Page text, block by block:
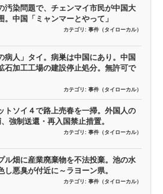
汚染問題で、チェンマイ市民が中国大
。中国「ミャンマーとやって」
カテゴリ: 事件（タイローカル）
病人」タイ。病巣は中国にあり。中国
石加工工場の建設停止処分。無許可で
カテゴリ: 事件（タイローカル）
トソイ４で路上売春を一掃。外国人の
強制送還・再入国禁止措置。
カテゴリ: 事件（タイローカル）
ル畑に産業廃棄物を不法投棄。池の水
し悪臭が付近に～ラヨーン県。
カテゴリ: 事件（タイローカル）